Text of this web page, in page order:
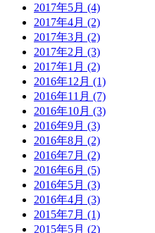
2017年5月 (4)
2017年4月 (2)
2017年3月 (2)
2017年2月 (3)
2017年1月 (2)
2016年12月 (1)
2016年11月 (7)
2016年10月 (3)
2016年9月 (3)
2016年8月 (2)
2016年7月 (2)
2016年6月 (5)
2016年5月 (3)
2016年4月 (3)
2015年7月 (1)
2015年5月 (2)